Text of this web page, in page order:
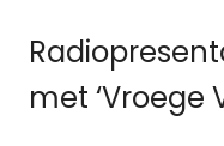
met ‘Vroege